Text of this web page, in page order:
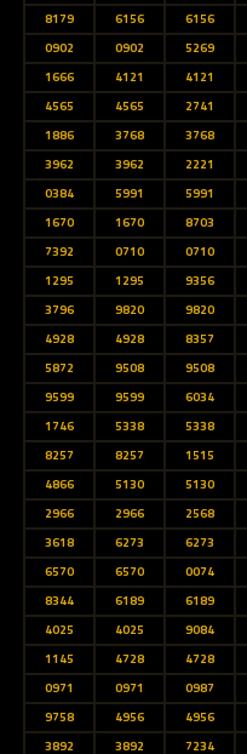
8179
6156 6156
0902
0902 5269
1666
4121 4121
4565
4565 2741
1886
3768 3768
3962
3962 2221
0384
5991 5991
1670
1670 8703
7392
0710 0710
1295
1295 9356
3796
9820 9820
4928
4928 8357
5872
9508 9508
9599
9599 6034
1746
5338 5338
8257
8257 1515
4866
5130 5130
2966
2966 2568
3618
6273 6273
6570
6570 0074
8344
6189 6189
4025
4025 9084
1145
4728 4728
0971
0971 0987
9758
4956 4956
3892
3892 7234